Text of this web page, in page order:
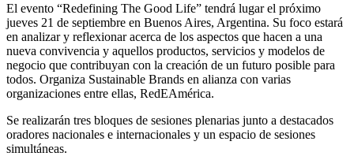
El evento “Redefining The Good Life” tendrá lugar el próximo
jueves 21 de septiembre en Buenos Aires, Argentina. Su foco estará
en analizar y reflexionar acerca de los aspectos que hacen a una
nueva convivencia y aquellos productos, servicios y modelos de
negocio que contribuyan con la creación de un futuro posible para
todos. Organiza Sustainable Brands en alianza con varias
organizaciones entre ellas, RedEAmérica.
Se realizarán tres bloques de sesiones plenarias junto a destacados
oradores nacionales e internacionales y un espacio de sesiones
simultáneas.